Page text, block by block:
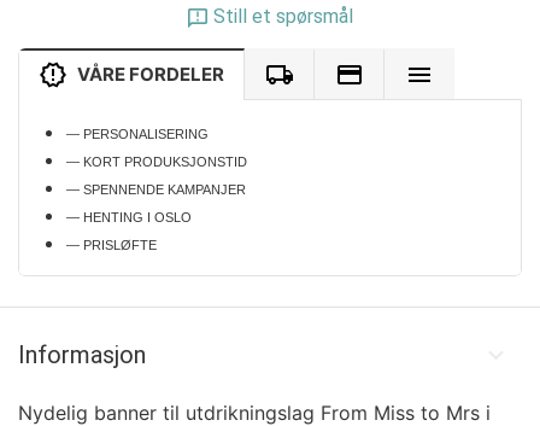
Still et spørsmål
VÅRE FORDELER
— PERSONALISERING
— KORT PRODUKSJONSTID
— SPENNENDE KAMPANJER
— HENTING I OSLO
— PRISLØFTE
Informasjon
Nydelig banner til utdrikningslag From Miss to Mrs i